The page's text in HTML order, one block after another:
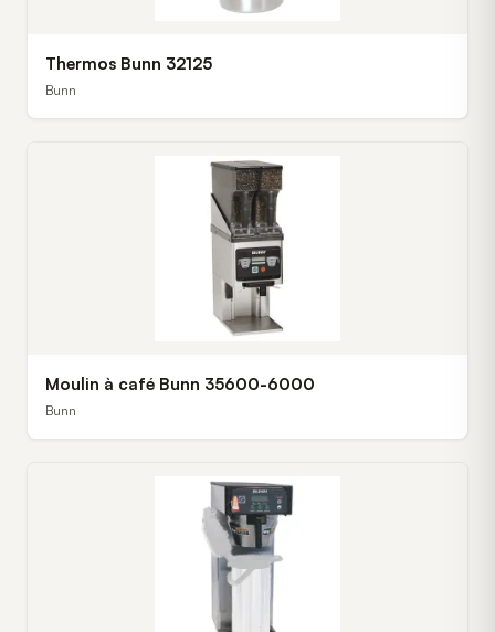
Thermos Bunn 32125
Bunn
Moulin à café Bunn 35600-6000
Bunn